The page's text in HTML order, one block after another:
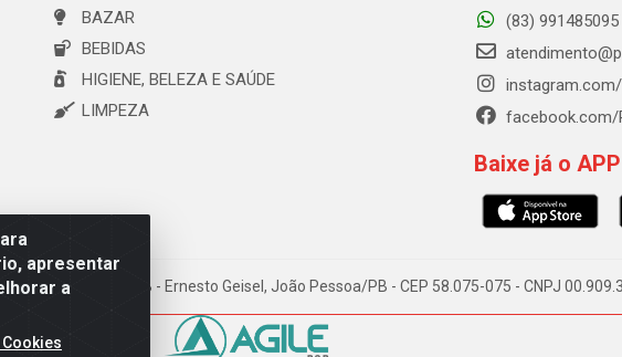
apresentar
a
BAZAR
BEBIDAS
HIGIENE, BELEZA E SAÚDE
LIMPEZA
(83) 991485095
facebook.com/
Baixe já o
173 Galpão B - Ernesto Geisel, João Pessoa/PB - CEP 58.075-075 - CNPJ